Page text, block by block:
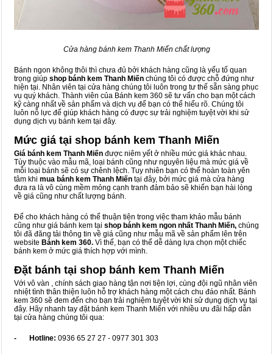
Cửa hàng bánh kem Thanh Miến chất lượng
Bánh ngon không thôi thì chưa đủ bởi khách hàng cũng là yếu tố quan
trọng giúp shop bánh kem Thanh Miến chúng tôi có được chỗ đứng như
hiện tại. Nhân viên tại cửa hàng chúng tôi luôn trong tư thế sẵn sàng phục
vụ quý khách. Thành viên của Bánh kem 360 sẽ tư vấn cho bạn một cách
kỹ càng nhất về sản phẩm và dịch vụ để bạn có thể hiểu rõ. Chúng tôi
luôn nỗ lực để giúp khách hàng có được sự trải nghiệm tuyệt vời khi sử
dụng dịch vụ bánh kem tại đây.
Mức giá tại shop bánh kem Thanh Miến
Giá bánh kem Thanh Miến được niêm yết ở nhiều mức giá khác nhau.
Tùy thuộc vào mẫu mã, loại bánh cũng như nguyên liệu mà mức giá về
mỗi loại bánh sẽ có sự chênh lệch. Tuy nhiên bạn có thể hoàn toàn yên
tâm khi mua bánh kem Thanh Miến tại đây, bởi mức giá mà cửa hàng
đưa ra là vô cùng mềm mỏng cạnh tranh đảm bảo sẽ khiến bạn hài lòng
về giá cũng như chất lượng bánh.
Để cho khách hàng có thể thuận tiện trong việc tham khảo mẫu bánh
cũng như giá bánh kem tại shop bánh kem ngon nhất Thanh Miến, chúng
tôi đã đăng tải thông tin về giá cũng như mẫu mã về sản phẩm lên trên
website Bánh kem 360. Vì thế, bạn có thể dễ dàng lựa chọn một chiếc
bánh kem ở mức giá thích hợp với mình.
Đặt bánh tại shop bánh kem Thanh Miến
Với vô vàn , chính sách giao hàng tận nơi tiện lợi, cùng đội ngũ nhân viên
nhiệt tình thân thiện luôn hỗ trợ khách hàng một cách chu đáo nhất. Bánh
kem 360 sẽ đem đến cho bạn trải nghiệm tuyệt vời khi sử dụng dịch vụ tại
đây. Hãy nhanh tay đặt bánh kem Thanh Miến với nhiều ưu đãi hấp dẫn
tại cửa hàng chúng tôi qua:
- Hotline: 0936 65 27 27 - 0977 301 303